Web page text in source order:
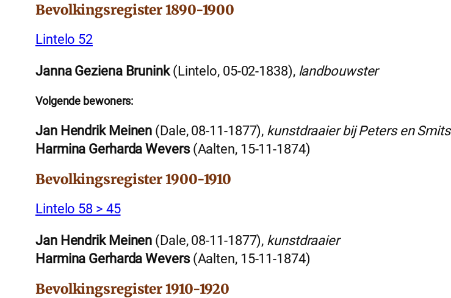
Bevolkingsregister 1890-1900
Lintelo 52
Janna Geziena Brunink(Lintelo, 05-02-1838), landbouwster
Volgende bewoners:
Jan Hendrik Meinen (Dale, 08-11-1877), kunstdraaier bij Peters en Smits
Harmina Gerharda Wevers(Aalten, 15-11-1874)
Bevolkingsregister 1900-1910
Lintelo 58 > 45
Jan Hendrik Meinen (Dale, 08-11-1877), kunstdraaier
Harmina Gerharda Wevers(Aalten, 15-11-1874)
Bevolkingsregister 1910-1920